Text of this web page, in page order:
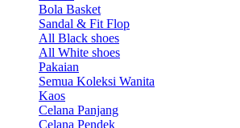
Bola Basket
Sandal & Fit Flop
All Black shoes
All White shoes
Pakaian
Semua Koleksi Wanita
Kaos
Celana Panjang
Celana Pendek